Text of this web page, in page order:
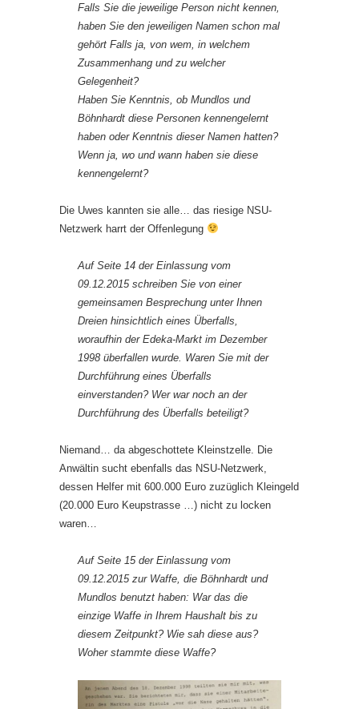
Falls Sie die jeweilige Person nicht kennen,
haben Sie den jeweiligen Namen schon mal
gehört Falls ja, von wem, in welchem
Zusammenhang und zu welcher
Gelegenheit?
Haben Sie Kenntnis, ob Mundlos und
Böhnhardt diese Personen kennengelernt
haben oder Kenntnis dieser Namen hatten?
Wenn ja, wo und wann haben sie diese
kennengelernt?
Die Uwes kannten sie alle… das riesige NSU-
Netzwerk harrt der Offenlegung
Auf Seite 14 der Einlassung vom
09.12.2015 schreiben Sie von einer
gemeinsamen Besprechung unter Ihnen
Dreien hinsichtlich eines Überfalls,
woraufhin der Edeka-Markt im Dezember
1998 überfallen wurde. Waren Sie mit der
Durchführung eines Überfalls
einverstanden? Wer war noch an der
Durchführung des Überfalls beteiligt?
Niemand… da abgeschottete Kleinstzelle. Die
Anwältin sucht ebenfalls das NSU-Netzwerk,
dessen Helfer mit 600.000 Euro zuzüglich Kleingeld
(20.000 Euro Keupstrasse …) nicht zu locken
waren…
Auf Seite 15 der Einlassung vom
09.12.2015 zur Waffe, die Böhnhardt und
Mundlos benutzt haben: War das die
einzige Waffe in Ihrem Haushalt bis zu
diesem Zeitpunkt? Wie sah diese aus?
Woher stammte diese Waffe?